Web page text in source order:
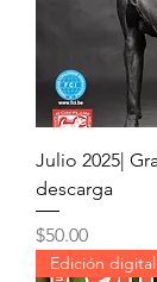
Julio 2025|
descarga
Precio
$50.00
Edición digital